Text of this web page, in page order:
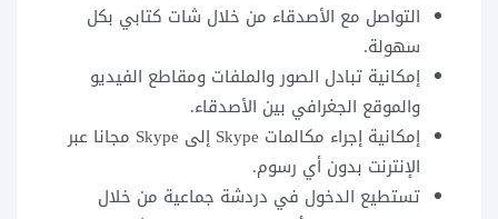
التواصل مع الأصدقاء من خلال شات كتابي بكل
سهولة.
إمكانية تبادل الصور والملفات ومقاطع الفيديو
والموقع الجغرافي بين الأصدقاء.
إمكانية إجراء مكالمات Skype إلى Skype مجانا عبر
الإنترنت بدون أي رسوم.
تستطيع الدخول في دردشة جماعية من خلال